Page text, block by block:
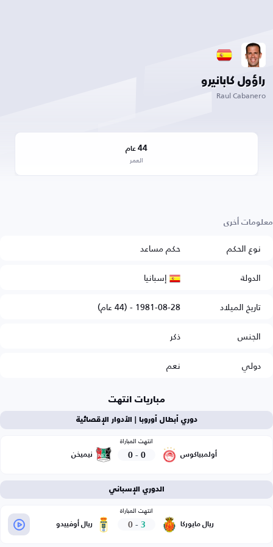
راؤول كابانيرو
Raul Cabanero
44 عام
العمر
معلومات أخرى
نوع الحكم
حكم مساعد
الدولة
إسبانيا
تاريخ الميلاد
1981-08-28 - (44 عام)
الجنس
ذكر
دولي
نعم
مباريات انتهت
دوري أبطال أوروبا | الأدوار الإقصائية
أولمبياكوس
انتهت المباراة
0
-
0 نيميخن
الدوري الإسباني
ريال مايوركا
انتهت المباراة
3
-
0 ريال أوفييدو